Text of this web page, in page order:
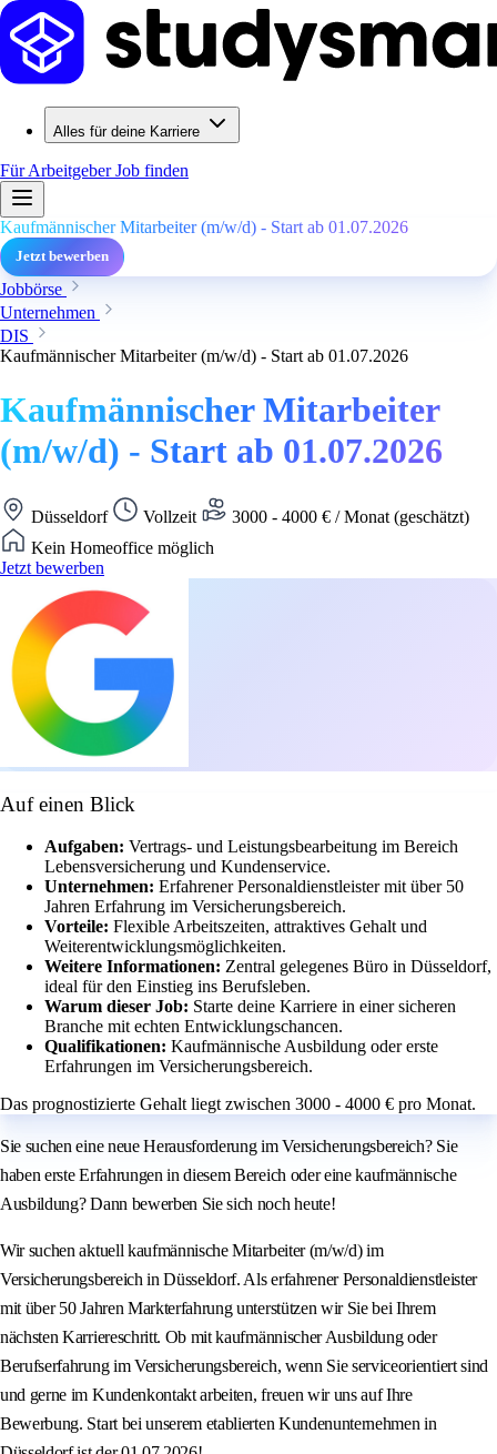
Alles für deine Karriere
Für ArbeitgeberJob finden
Kaufmännischer Mitarbeiter (m/w/d) - Start ab 01.07.2026
Jetzt bewerben
Jobbörse
Unternehmen
DIS
Kaufmännischer Mitarbeiter (m/w/d) - Start ab 01.07.2026
Kaufmännischer Mitarbeiter
(m/w/d) - Start ab 01.07.2026
Düsseldorf Vollzeit
3000 - 4000 € / Monat (geschätzt)
Kein Homeoffice möglich
Jetzt bewerben
Auf einen Blick
Aufgaben: Vertrags- und Leistungsbearbeitung im Bereich
Lebensversicherung und Kundenservice.
Unternehmen: Erfahrener Personaldienstleister mit über 50
Jahren Erfahrung im Versicherungsbereich.
Vorteile: Flexible Arbeitszeiten, attraktives Gehalt und
Weiterentwicklungsmöglichkeiten.
Weitere Informationen: Zentral gelegenes Büro in Düsseldorf,
ideal für den Einstieg ins Berufsleben.
Warum dieser Job: Starte deine Karriere in einer sicheren
Branche mit echten Entwicklungschancen.
Qualifikationen: Kaufmännische Ausbildung oder erste
Erfahrungen im Versicherungsbereich.
Das prognostizierte Gehalt liegt zwischen 3000 - 4000 € pro Monat.
Sie suchen eine neue Herausforderung im Versicherungsbereich? Sie
haben erste Erfahrungen in diesem Bereich oder eine kaufmännische
Ausbildung? Dann bewerben Sie sich noch heute!
Wir suchen aktuell kaufmännische Mitarbeiter (m/w/d) im
Versicherungsbereich in Düsseldorf. Als erfahrener Personaldienstleister
mit über 50 Jahren Markterfahrung unterstützen wir Sie bei Ihrem
nächsten Karriereschritt. Ob mit kaufmännischer Ausbildung oder
Berufserfahrung im Versicherungsbereich, wenn Sie serviceorientiert sind
und gerne im Kundenkontakt arbeiten, freuen wir uns auf Ihre
Bewerbung. Start bei unserem etablierten Kundenunternehmen in